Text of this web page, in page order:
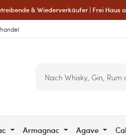
& Wiederverkäufer | Frei Haus
Armagnac Agave